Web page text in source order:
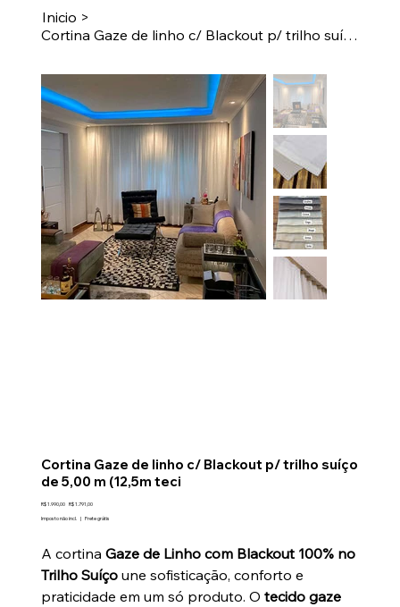
Inicio >
Cortina Gaze de linho c/ Blackout p/ trilho suíço de 5,00 m (12,5m teci
Cortina Gaze de linho c/ Blackout p/ trilho suíço
de 5,00 m (12,5m teci
Preço
R$ 1.990,00 Preço
promocional
R$ 1.791,00
Imposto não incl. | Frete grátis
A cortina Gaze de Linho com Blackout 100% no
Trilho Suíçoune sofisticação, conforto e
praticidade em um só produto. O tecido gaze